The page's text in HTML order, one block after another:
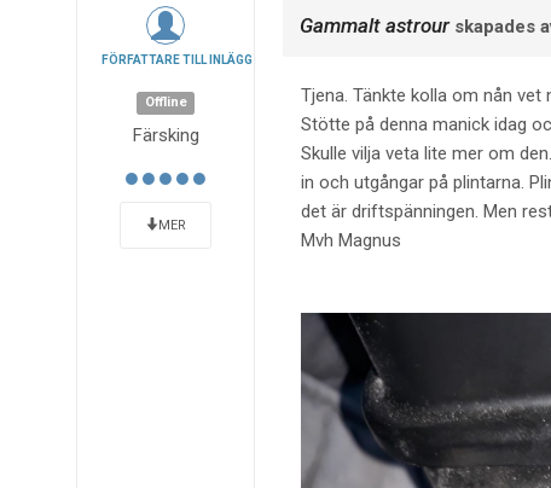
FÖRFATTARE TILL INLÄGG
Offline
Färsking
MER
Gammalt astrourskapades
Tjena. Tänkte kolla om nån
Stötte på denna manick idag
Skulle vilja veta lite mer om
in och utgångar på plintarna.
det är driftspänningen. Men
Mvh Magnus